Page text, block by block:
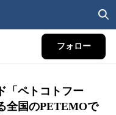
フォロー
「ペトコトフー
全国のPETEMOで